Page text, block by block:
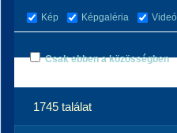
Kép Képgaléria Videó
Csak ebben a közösségben
1745 találat